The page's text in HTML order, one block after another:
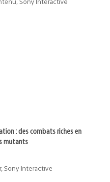
: des combats riches en
mutants
Sony Interactive